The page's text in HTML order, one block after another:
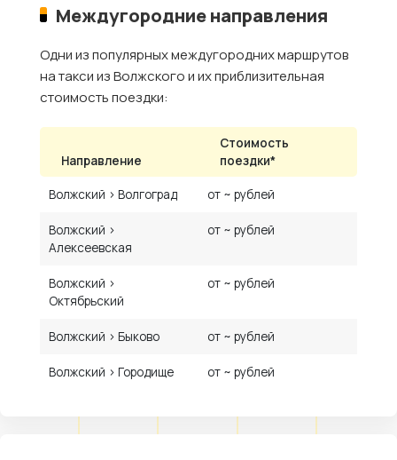
Междугородние направления
Одни из популярных междугородних маршрутов
на такси из Волжского и их приблизительная
стоимость поездки:
Направление
Стоимость
поездки*
Волжский › Волгоград от ~ рублей
Волжский ›
Алексеевская
от ~ рублей
Волжский ›
Октябрьский
от ~ рублей
Волжский › Быково от ~ рублей
Волжский › Городище от ~ рублей